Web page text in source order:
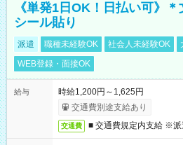
《単発1日OK！日払い可》
シール貼り
派遣 職種未経験OK 社会人未経験OK
WEB登録・面接OK
給与
時給1,200円～1,625円
交通費別途支給あり
交通費 ■ 交通費規定内支給 ※派